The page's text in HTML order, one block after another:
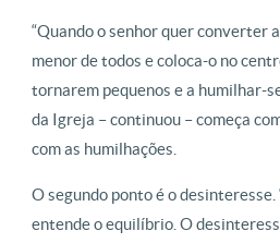
“Quando o senhor quer converter
menor de todos e coloca-o no
tornarem pequenos e a humilhar-
da Igreja – continuou – começa
com as humilhações.
O segundo ponto é o
entende o equilíbrio. O